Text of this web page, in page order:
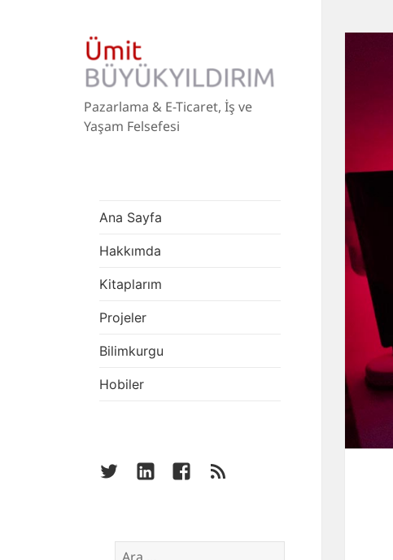
Pazarlama & E-Ticaret, İş ve
Yaşam Felsefesi
Ana Sayfa
Hakkımda
Kitaplarım
Projeler
Bilimkurgu
Hobiler
twitterlinkedinfacebook
rss
Arama: